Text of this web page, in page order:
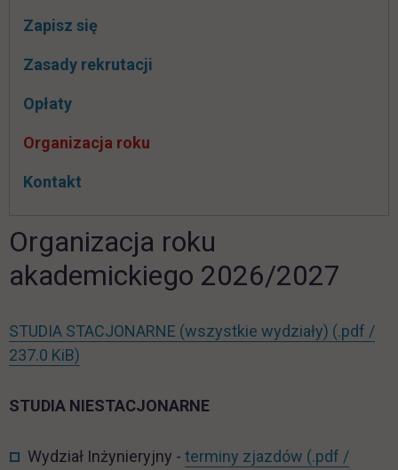
Zapisz się
Zasady rekrutacji
Opłaty
Organizacja roku
Kontakt
Organizacja roku
akademickiego 2026/2027
STUDIA STACJONARNE (wszystkie wydziały) (.pdf /
237.0 KiB)
STUDIA NIESTACJONARNE
Wydział Inżynieryjny - terminy zjazdów (.pdf /